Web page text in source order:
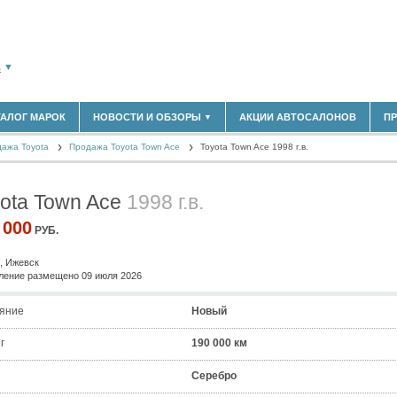
▼
(14298)
МАРОК НОВОСТИ И ОБЗОРЫ ▼
НОВОСТИ РЫНКА
МАТЕРИАЛЫ ПАРТНЕРОВ
АКЦИИ АВТОСАЛОНОВ
Toyota Продажа Toyota Town Ace Toyota Town Ace 1998 г.в.
Town Ace 1998 г.в.
РУБ.
Ижевск
размещено 09 июля 2026
Новый
190 000 км
Серебро